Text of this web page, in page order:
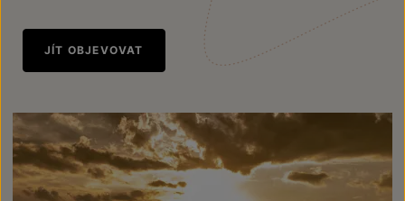
JÍT OBJEVOVAT